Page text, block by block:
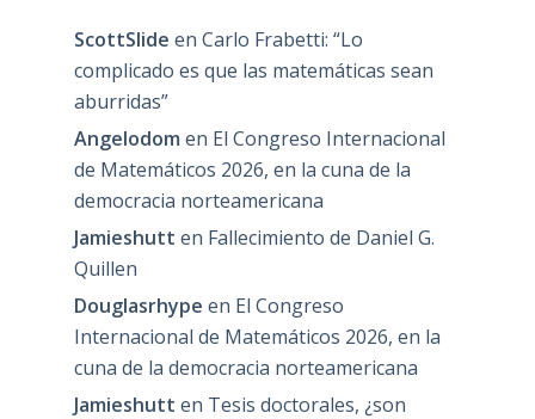
ScottSlide en Carlo Frabetti: “Lo
complicado es que las matemáticas sean
aburridas”
Angelodom en El Congreso Internacional
de Matemáticos 2026, en la cuna de la
democracia norteamericana
Jamieshutt en Fallecimiento de Daniel G.
Quillen
Douglasrhype en El Congreso
Internacional de Matemáticos 2026, en la
cuna de la democracia norteamericana
Jamieshutt en Tesis doctorales, ¿son